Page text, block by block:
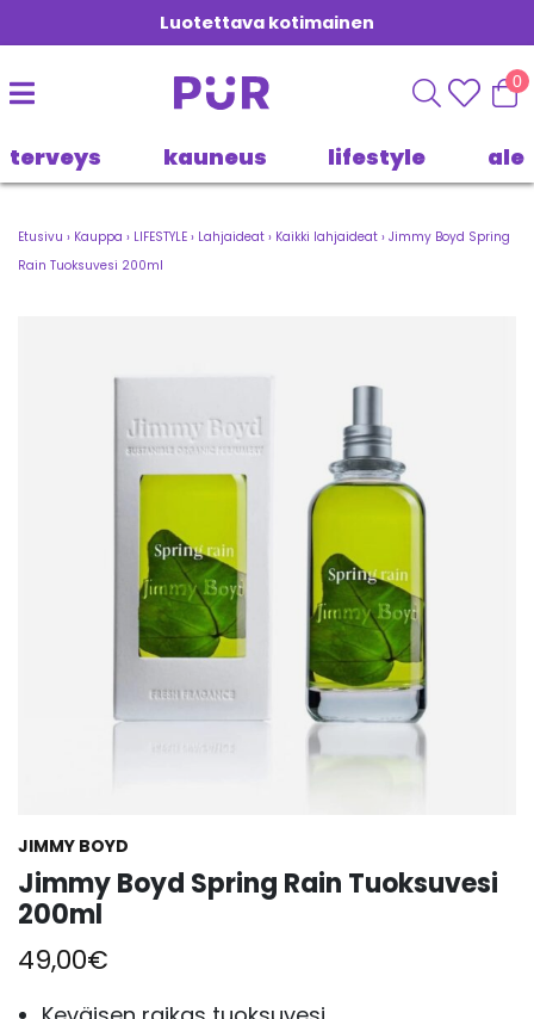
Luotettava kotimainen
0
terveys kauneus lifestyle ale
Etusivu › Kauppa › LIFESTYLE › Lahjaideat › Kaikki lahjaideat › Jimmy Boyd Spring
Rain Tuoksuvesi 200ml
JIMMY BOYD
Jimmy Boyd Spring Rain Tuoksuvesi
200ml
49,00€